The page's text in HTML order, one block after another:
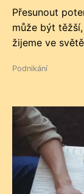
Přesunout
může být
žijeme ve
Podnikání